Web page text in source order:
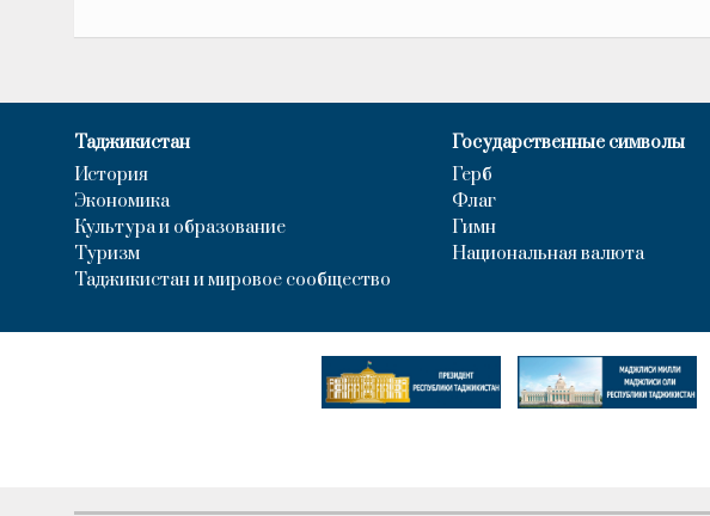
Таджикистан
История
Экономика
Культура и образование
Туризм
Таджикистан и мировое сообщество
Государственные символы
Герб
Флаг
Гимн
Национальная валюта